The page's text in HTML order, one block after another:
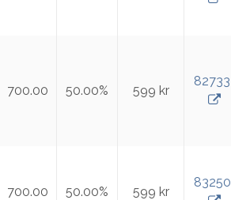
700.00 50.00% 599 kr
82733
700.00 50.00% 599 kr
83250